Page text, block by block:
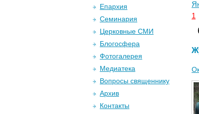
1
Епархия
Семинария
Церковные СМИ
Блогосфера
Фотогалерея
Медиатека
Вопросы священнику
Архив
Контакты